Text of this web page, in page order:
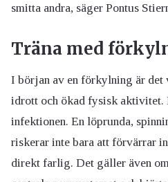
smitta andra, säger Pontus
Träna med
I början av en förkylning är
idrott och ökad fysisk aktivitet.
infektionen. En löprunda,
riskerar inte bara att förvärrar
direkt farlig. Det gäller även